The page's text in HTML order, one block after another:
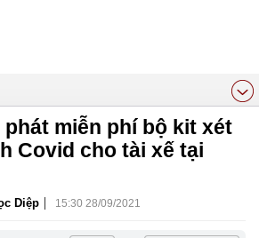
miễn phí bộ kit xét
Covid cho tài xế tại
Diệp | 15:30 28/09/2021